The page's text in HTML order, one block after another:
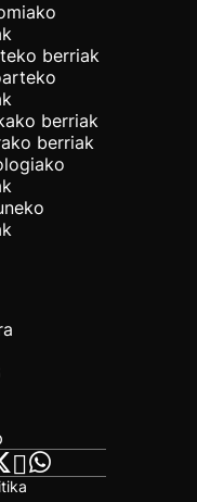
berriak
berriak
berriak